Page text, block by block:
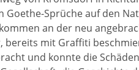
Sprüche auf den
an der neu
bereits mit Graffiti
und konnte die